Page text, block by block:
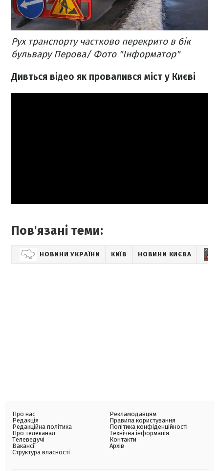
Рух транспорту частково перекрито в бік
бульвару Перова/ Фото "Інформатор"
Дивться відео як провалився міст у Києві
Пов'язані теми:
НОВИНИ УКРАЇНИ КИЇВ НОВИНИ КИЄВА
Про нас
Редакція
Редакційна політика
Про телеканал
Телеведучі
Вакансії
Структура власності
Рекламодавцям
Правила користування
Політика конфіденційності
Технічна інформація
Контакти
Архів